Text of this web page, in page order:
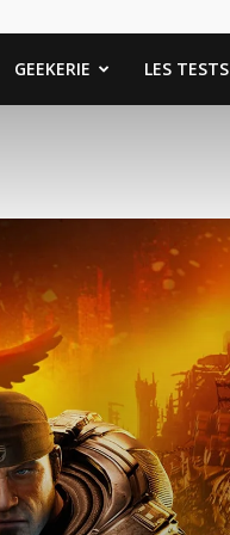
GEEKERIE LES TESTS